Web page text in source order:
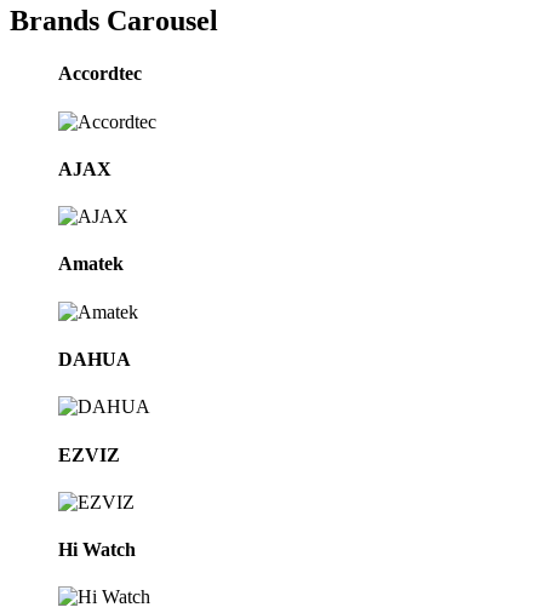
Brands Carousel
Accordtec
AJAX
Amatek
DAHUA
EZVIZ
Hi Watch